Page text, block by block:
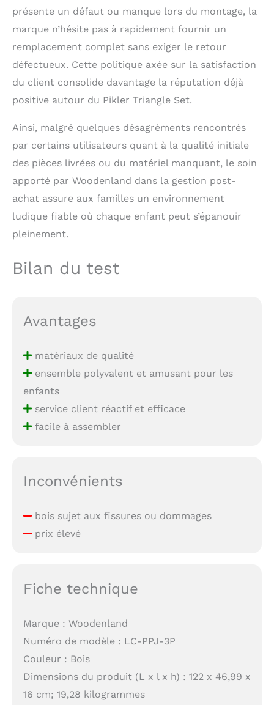
présente un défaut ou manque lors du montage, la
marque n’hésite pas à rapidement fournir un
remplacement complet sans exiger le retour
défectueux. Cette politique axée sur la satisfaction
du client consolide davantage la réputation déjà
positive autour du Pikler Triangle Set.
Ainsi, malgré quelques désagréments rencontrés
par certains utilisateurs quant à la qualité initiale
des pièces livrées ou du matériel manquant, le soin
apporté par Woodenland dans la gestion post-
achat assure aux familles un environnement
ludique fiable où chaque enfant peut s’épanouir
pleinement.
Bilan du test
Avantages
matériaux de qualité
ensemble polyvalent et amusant pour les
enfants
service client réactif et efficace
facile à assembler
Inconvénients
bois sujet aux fissures ou dommages
prix élevé
Fiche technique
Marque : Woodenland
Numéro de modèle : LC-PPJ-3P
Couleur : Bois
Dimensions du produit (L x l x h) : 122 x 46,99 x
16 cm; 19,28 kilogrammes